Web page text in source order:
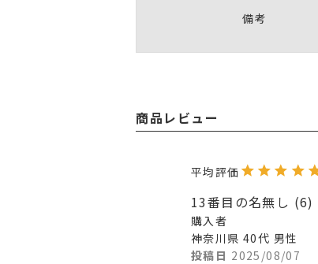
備考
商品レビュー
13番目の名無し 6
購入者
神奈川県 40代 男性
投稿日 2025/08/07